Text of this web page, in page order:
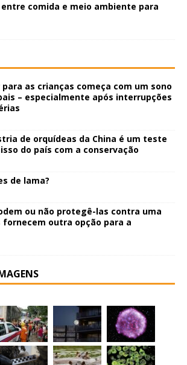
comida e meio ambiente para
as crianças começa com um sono
– especialmente após interrupções
de orquídeas da China é um teste
do país com a conservação
de lama?
ou não protegê-las contra uma
fornecem outra opção para a